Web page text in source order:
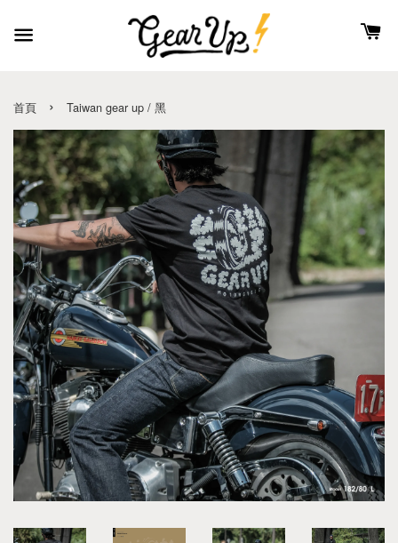
首頁 › Taiwan gear up / 黑